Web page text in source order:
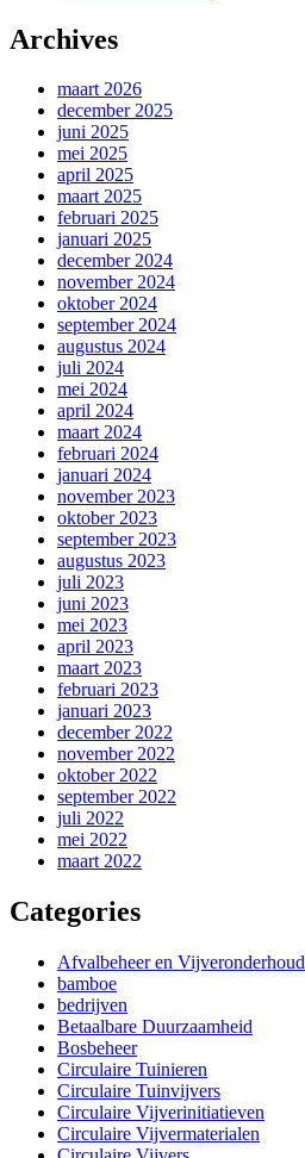
Archives
maart 2026
december 2025
juni 2025
mei 2025
april 2025
maart 2025
februari 2025
januari 2025
december 2024
november 2024
oktober 2024
september 2024
augustus 2024
juli 2024
mei 2024
april 2024
maart 2024
februari 2024
januari 2024
november 2023
oktober 2023
september 2023
augustus 2023
juli 2023
juni 2023
mei 2023
april 2023
maart 2023
februari 2023
januari 2023
december 2022
november 2022
oktober 2022
september 2022
juli 2022
mei 2022
maart 2022
Categories
Afvalbeheer en Vijveronderhoud
bamboe
bedrijven
Betaalbare Duurzaamheid
Bosbeheer
Circulaire Tuinieren
Circulaire Tuinvijvers
Circulaire Vijverinitiatieven
Circulaire Vijvermaterialen